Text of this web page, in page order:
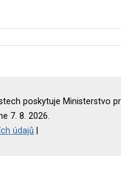
poskytuje Ministerstvo
7. 8. 2026.
údajů